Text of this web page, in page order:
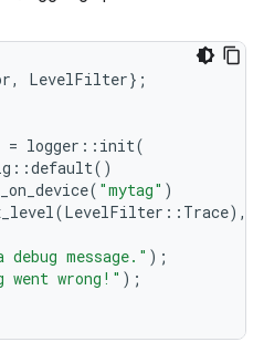
, LevelFilter};
= logger :: init(
::default()
( "mytag" )
(LevelFilter :: Trace),
message." );
went wrong!" );